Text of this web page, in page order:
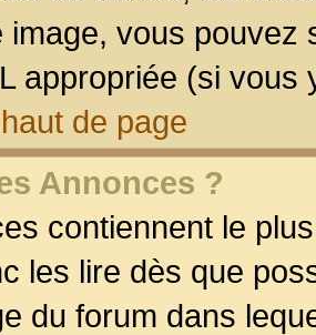
image, vous pouvez
appropriée (si vous
de page
Annonces ?
contiennent le
les lire dès que
du forum dans